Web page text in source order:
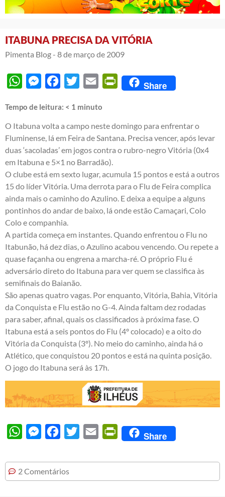
ITABUNA PRECISA DA VITÓRIA
Pimenta Blog - 8 de março de 2009
WhatsAppMessengerFacebook
Twitter Email PrintFriendly
Share
Tempo de leitura: < 1 minuto
O Itabuna volta a campo neste domingo para enfrentar o
Fluminense, lá em Feira de Santana. Precisa vencer, após levar
duas ‘sacoladas’ em jogos contra o rubro-negro Vitória (0x4
em Itabuna e 5×1 no Barradão).
O clube está em sexto lugar, acumula 15 pontos e está a outros
15 do líder Vitória. Uma derrota para o Flu de Feira complica
ainda mais o caminho do Azulino. E deixa a equipe a alguns
pontinhos do andar de baixo, lá onde estão Camaçari, Colo
Colo e companhia.
A partida começa em instantes. Quando enfrentou o Flu no
Itabunão, há dez dias, o Azulino acabou vencendo. Ou repete a
quase façanha ou engrena a marcha-ré. O próprio Flu é
adversário direto do Itabuna para ver quem se classifica às
semifinais do Baianão.
São apenas quatro vagas. Por enquanto, Vitória, Bahia, Vitória
da Conquista e Flu estão no G-4. Ainda faltam dez rodadas
para saber, afinal, quais os classificados à próxima fase. O
Itabuna está a seis pontos do Flu (4º colocado) e a oito do
Vitória da Conquista (3º). No meio do caminho, ainda há o
Atlético, que conquistou 20 pontos e está na quinta posição.
O jogo do Itabuna será às 17h.
WhatsAppMessengerFacebook
Twitter Email PrintFriendly
Share
2 Comentários